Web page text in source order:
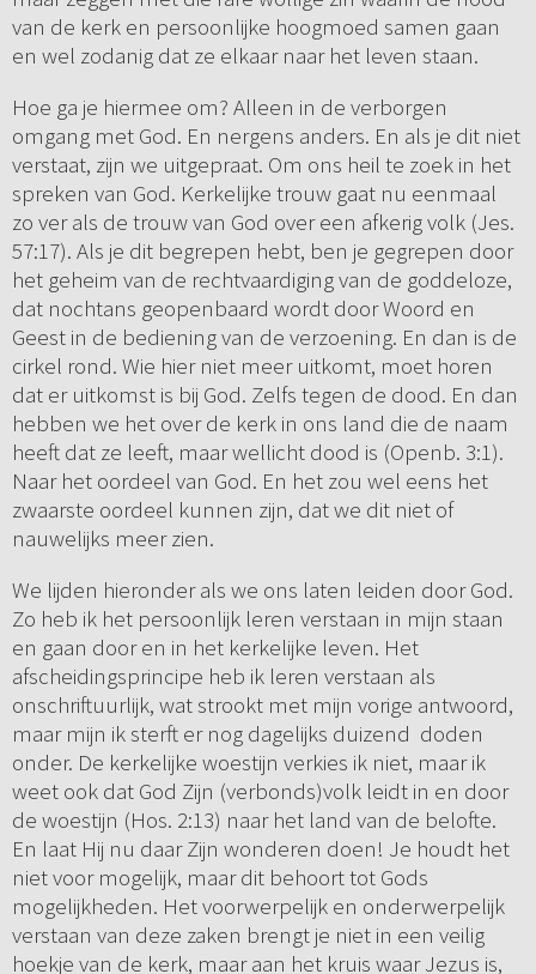
van de kerk en persoonlijke hoogmoed samen gaan
en wel zodanig dat ze elkaar naar het leven staan.
Hoe ga je hiermee om? Alleen in de verborgen
omgang met God. En nergens anders. En als je dit niet
verstaat, zijn we uitgepraat. Om ons heil te zoek in het
spreken van God. Kerkelijke trouw gaat nu eenmaal
zo ver als de trouw van God over een afkerig volk (Jes.
57:17). Als je dit begrepen hebt, ben je gegrepen door
het geheim van de rechtvaardiging van de goddeloze,
dat nochtans geopenbaard wordt door Woord en
Geest in de bediening van de verzoening. En dan is de
cirkel rond. Wie hier niet meer uitkomt, moet horen
dat er uitkomst is bij God. Zelfs tegen de dood. En dan
hebben we het over de kerk in ons land die de naam
heeft dat ze leeft, maar wellicht dood is (Openb. 3:1).
Naar het oordeel van God. En het zou wel eens het
zwaarste oordeel kunnen zijn, dat we dit niet of
nauwelijks meer zien.
We lijden hieronder als we ons laten leiden door God.
Zo heb ik het persoonlijk leren verstaan in mijn staan
en gaan door en in het kerkelijke leven. Het
afscheidingsprincipe heb ik leren verstaan als
onschriftuurlijk, wat strookt met mijn vorige antwoord,
maar mijn ik sterft er nog dagelijks duizend doden
onder. De kerkelijke woestijn verkies ik niet, maar ik
weet ook dat God Zijn (verbonds)volk leidt in en door
de woestijn (Hos. 2:13) naar het land van de belofte.
En laat Hij nu daar Zijn wonderen doen! Je houdt het
niet voor mogelijk, maar dit behoort tot Gods
mogelijkheden. Het voorwerpelijk en onderwerpelijk
verstaan van deze zaken brengt je niet in een veilig
hoekje van de kerk, maar aan het kruis waar Jezus is,